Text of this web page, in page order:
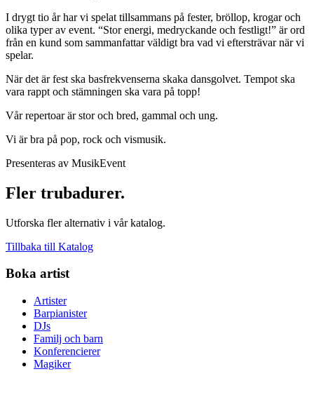
I drygt tio år har vi spelat tillsammans på fester, bröllop, krogar och
olika typer av event. “Stor energi, medryckande och festligt!” är ord
från en kund som sammanfattar väldigt bra vad vi eftersträvar när vi
spelar.
När det är fest ska basfrekvenserna skaka dansgolvet. Tempot ska
vara rappt och stämningen ska vara på topp!
Vår repertoar är stor och bred, gammal och ung.
Vi är bra på pop, rock och vismusik.
Presenteras av MusikEvent
Fler trubadurer.
Utforska fler alternativ i vår katalog.
Tillbaka till Katalog
Boka artist
Artister
Barpianister
DJs
Familj och barn
Konferencierer
Magiker